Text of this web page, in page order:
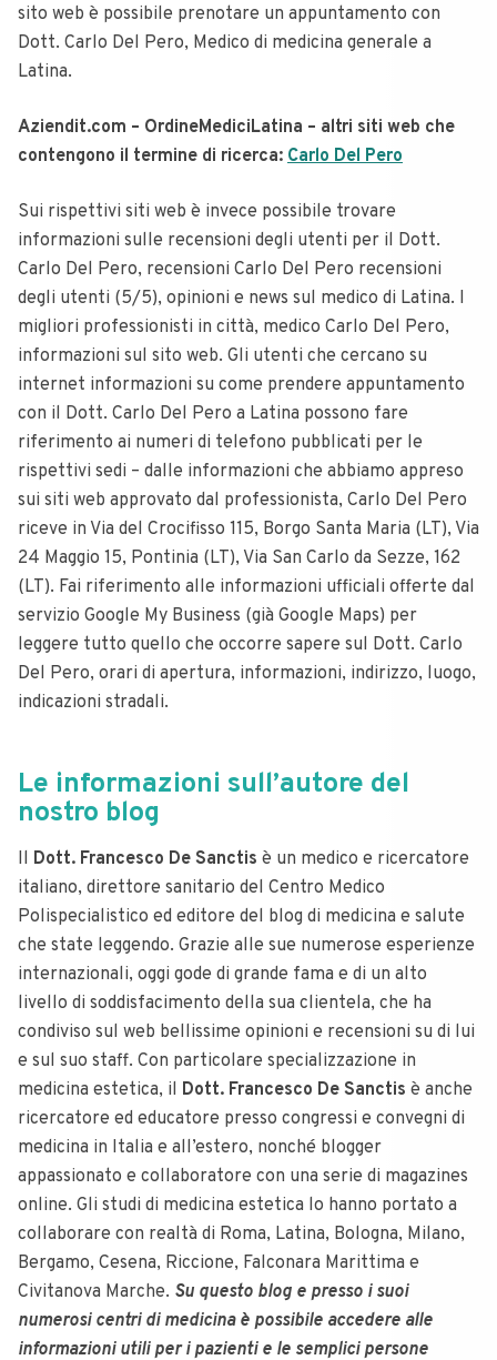
sito web è possibile prenotare un appuntamento con
Dott. Carlo Del Pero, Medico di medicina generale a
Latina.
Aziendit.com – OrdineMediciLatina – altri siti web che
contengono il termine di ricerca: Carlo Del Pero
Sui rispettivi siti web è invece possibile trovare
informazioni sulle recensioni degli utenti per il Dott.
Carlo Del Pero, recensioni Carlo Del Pero recensioni
degli utenti (5/5), opinioni e news sul medico di Latina. I
migliori professionisti in città, medico Carlo Del Pero,
informazioni sul sito web. Gli utenti che cercano su
internet informazioni su come prendere appuntamento
con il Dott. Carlo Del Pero a Latina possono fare
riferimento ai numeri di telefono pubblicati per le
rispettivi sedi – dalle informazioni che abbiamo appreso
sui siti web approvato dal professionista, Carlo Del Pero
riceve in Via del Crocifisso 115, Borgo Santa Maria (LT), Via
24 Maggio 15, Pontinia (LT), Via San Carlo da Sezze, 162
(LT). Fai riferimento alle informazioni ufficiali offerte dal
servizio Google My Business (già Google Maps) per
leggere tutto quello che occorre sapere sul Dott. Carlo
Del Pero, orari di apertura, informazioni, indirizzo, luogo,
indicazioni stradali.
Le informazioni sull’autore del
nostro blog
Il Dott. Francesco De Sanctis è un medico e ricercatore
italiano, direttore sanitario del Centro Medico
Polispecialistico ed editore del blog di medicina e salute
che state leggendo. Grazie alle sue numerose esperienze
internazionali, oggi gode di grande fama e di un alto
livello di soddisfacimento della sua clientela, che ha
condiviso sul web bellissime opinioni e recensioni su di lui
e sul suo staff. Con particolare specializzazione in
medicina estetica, il Dott. Francesco De Sanctis è anche
ricercatore ed educatore presso congressi e convegni di
medicina in Italia e all’estero, nonché blogger
appassionato e collaboratore con una serie di magazines
online. Gli studi di medicina estetica lo hanno portato a
collaborare con realtà di Roma, Latina, Bologna, Milano,
Bergamo, Cesena, Riccione, Falconara Marittima e
Civitanova Marche. Su questo blog e presso i suoi
numerosi centri di medicina è possibile accedere alle
informazioni utili per i pazienti e le semplici persone